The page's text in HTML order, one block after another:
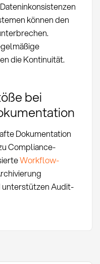
können den
die Kontinuität.
bei
Dokumentation
Compliance-
Workflow-
unterstützen Audit-